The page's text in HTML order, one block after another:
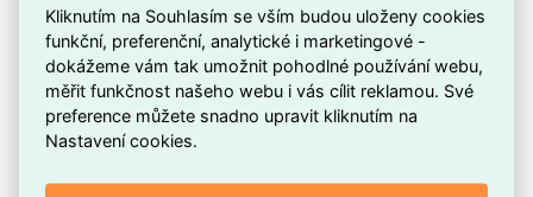
Díkyvýšce 50 mmposkytuje dostatek prostoru pro
vedení vodičů, aniž by zbytečně zabírala místo.
Sdélkou 2000 mm(2 m) pokryjete delší úseky s
menším počtem dílů.
Vyrobeno zoceli
konstrukce.
Kliknutím na Souhlasím se vším budou uloženy cookies
funkční, preferenční, analytické i marketingové -
dokážeme vám tak umožnit pohodlné používání webu,
měřit funkčnost našeho webu i vás cílit reklamou. Své
preference můžete snadno upravit kliknutím na
Nastavení cookies.